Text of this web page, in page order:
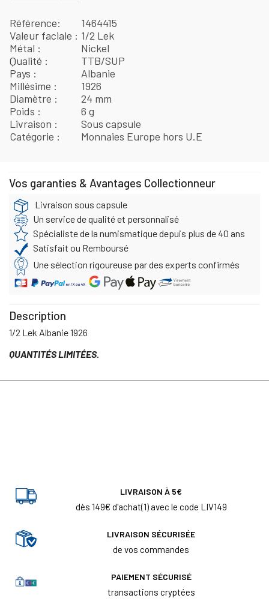
Référence
1464415
Valeur faciale
1/2 Lek
Métal
Nickel
Qualité
TTB/SUP
Pays
Albanie
Millésime
1926
Diamètre
24 mm
Poids
6 g
Livraison
Sous capsule
Catégorie
Monnaies Europe hors U.E
Vos garanties & Avantages Collectionneur
Livraison sous capsule
Un service de qualité et personnalisé
Spécialiste de la numismatique depuis plus de 40 ans
Satisfait ou Remboursé
Une sélection rigoureuse par des experts confirmés
Description
1/2 Lek Albanie 1926
QUANTITÉS LIMITÉES.
LIVRAISON À 5€
dès 149€ d'achat(1) avec le code LIV149
LIVRAISON SÉCURISÉE
de vos commandes
PAIEMENT SÉCURISÉ
transactions cryptées